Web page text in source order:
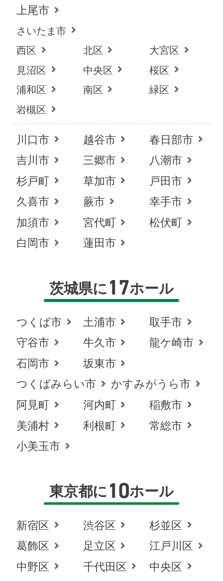
上尾市
さいたま市
西区
北区
大宮区
見沼区
中央区
桜区
浦和区
南区
緑区
岩槻区
川口市 越谷市
春日部市
吉川市
三郷市
八潮市
杉戸町
草加市
戸田市
久喜市
蕨市
幸手市
加須市
宮代町
松伏町
白岡市
蓮田市
茨城県に 17ホール
つくば市 土浦市
取手市
守谷市
牛久市
龍ケ崎市
石岡市
坂東市
つくばみらい市
かすみがうら市
阿見町
河内町
稲敷市
美浦村
利根町
常総市
小美玉市
東京都に 10ホール
新宿区 渋谷区
杉並区
葛飾区
足立区
江戸川区
中野区
千代田区
中央区